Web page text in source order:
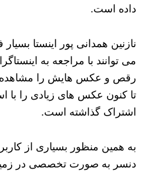
داده است.
نازنین همدانی پور اینستا
می توانند با مراجعه به
رقص و عکس هایش را مشاهده
تا کنون عکس های زیادی را با
اشتراک گذاشته است.
به همین منظور بسیاری از
دنسر به صورت تخصصی در